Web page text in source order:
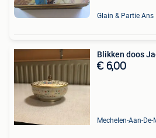
Glain & Partie Ans
Blikken doos
€ 6,00
Mechelen-Aan-De-